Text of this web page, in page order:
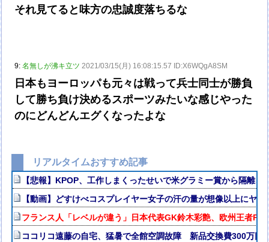
それ見てると味方の忠誠度落ちるな
9:名無しが沸キ立ツ 2021/03/15(月) 16:08:15.57 ID:X6WQgA8SM
日本もヨーロッパも元々は戦って兵士同士が勝負
して勝ち負け決めるスポーツみたいな感じやった
のにどんどんエグくなったよな
リアルタイムおすすめ記事
【悲報】KPOP、工作しまくったせいで米グラミー賞から隔離さ
【動画】どすけべコスプレイヤー女子の汗の量が想像以上にヤバ
フランス人「レベルが違う」日本代表GK鈴木彩艶、欧州王者
ココリコ遠藤の自宅、猛暑で全館空調故障 新品交換費300万